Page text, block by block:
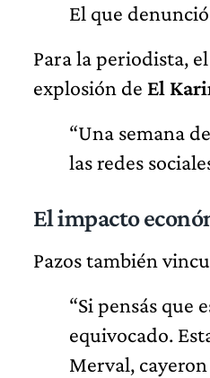
El que
Para la periodista,
explosión de El
“Una semana
las redes
El impacto
Pazos también
“Si pensás que
equivocado.
Merval,